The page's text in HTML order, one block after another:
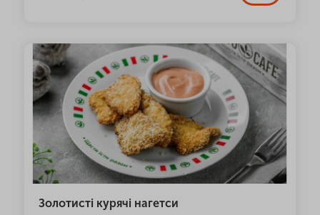
Золотисті курячі нагетси